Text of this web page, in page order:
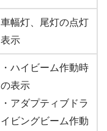
車幅灯、尾灯の点灯
表示
・ハイビーム作動時
の表示
・アダプティブドラ
イビングビーム作動